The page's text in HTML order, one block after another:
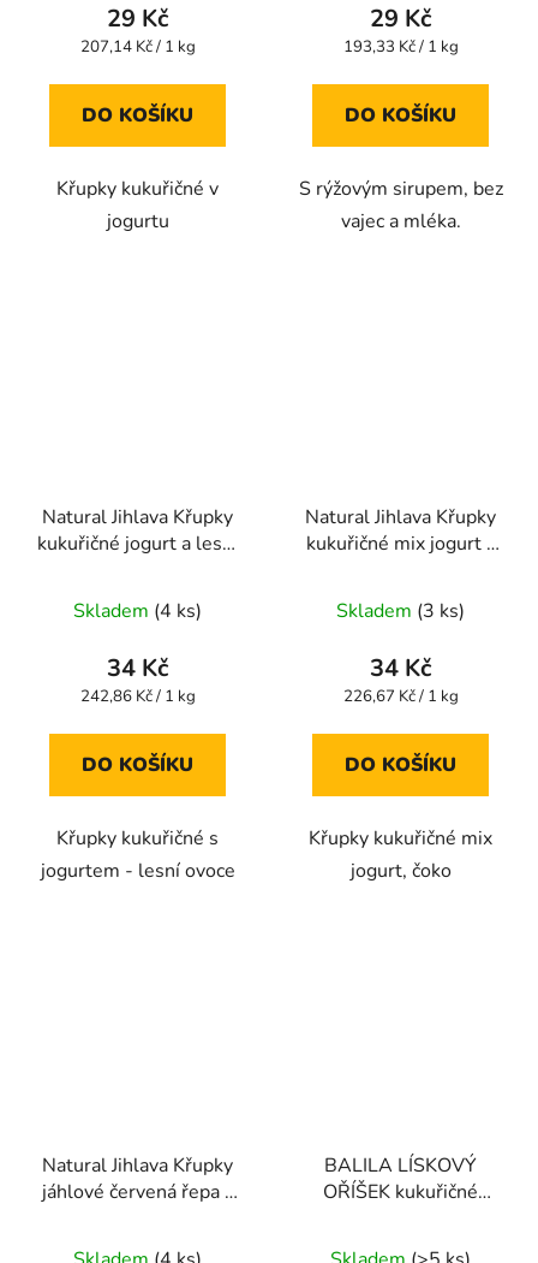
produktu
je
z
29 Kč
Měrná
207,14 Kč / 1 kg
DO KOŠÍKU
Křupky kukuřičné v
jogurtu
produktu
je
z
29 Kč
Měrná
193,33 Kč / 1 kg
DO KOŠÍKU
S rýžovým sirupem, bez
vajec a mléka.
Natural Jihlava Křupky
kukuřičné jogurt a lesní
hodnocení
produktu
je
z
Skladem (4 ks)
34 Kč
Měrná
242,86 Kč / 1 kg
DO KOŠÍKU
Křupky kukuřičné s
jogurtem - lesní ovoce
Natural Jihlava Křupky
kukuřičné mix jogurt -
hodnocení
produktu
je
z
Skladem (3 ks)
34 Kč
Měrná
226,67 Kč / 1 kg
DO KOŠÍKU
Křupky kukuřičné mix
jogurt, čoko
Natural Jihlava Křupky
jáhlové červená řepa a
BALILA LÍSKOVÝ
OŘÍŠEK kukuřičné